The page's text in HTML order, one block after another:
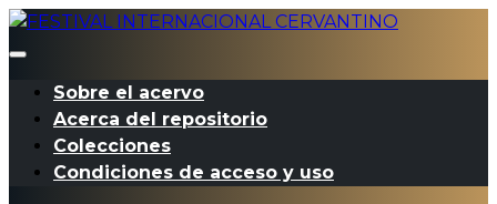
Sobre el acervo
Acerca del repositorio
Colecciones
Condiciones de acceso y uso